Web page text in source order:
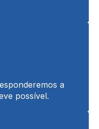
a
possível.